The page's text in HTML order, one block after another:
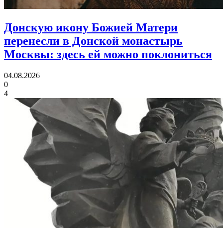
Донскую икону Божией Матери
перенесли в Донской монастырь
Москвы: здесь ей можно поклониться
04.08.2026
0
4